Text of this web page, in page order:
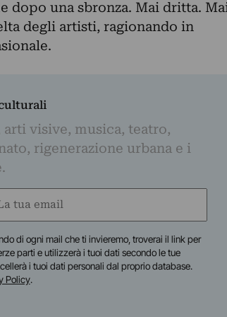
dopo una sbronza. Mai dritta.
degli artisti, ragionando in
visive, musica, teatro,
rigenerazione urbana e i
di ogni mail che ti invieremo, troverai il link per
parti e utilizzerà i tuoi dati secondo le tue
i tuoi dati personali dal proprio database.
Policy.